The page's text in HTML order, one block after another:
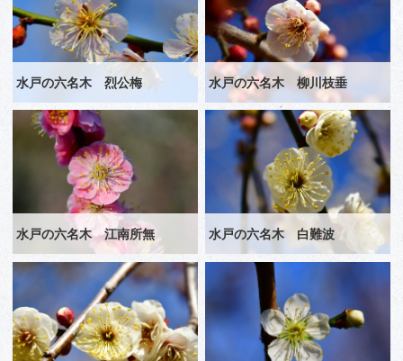
水戸の六名木 烈公梅 水戸の六名木 柳川枝垂
水戸の六名木 江南所無 水戸の六名木 白難波